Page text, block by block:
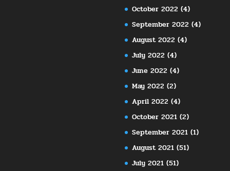
October 2022 (4)
September 2022 (4)
August 2022 (4)
July 2022 (4)
June 2022 (4)
May 2022 (2)
April 2022 (4)
October 2021 (2)
September 2021 (1)
August 2021 (51)
July 2021 (51)